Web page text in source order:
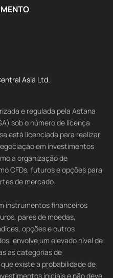
Asia Ltd.
e regulada pela Astana
sob o número de licença
está licenciada para realizar
em investimentos
a organização de
CFDs, futuros e opções para
de mercado.
instrumentos financeiros
pares de moedas,
opções e outros
envolve um elevado nível de
as categorias de
existe a probabilidade de
iniciais e não deve